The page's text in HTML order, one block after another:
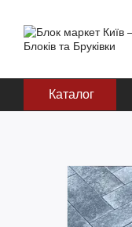
Каталог